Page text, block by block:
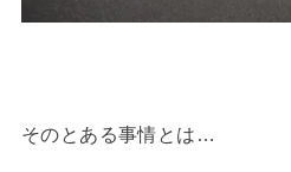
そのとある事情とは…